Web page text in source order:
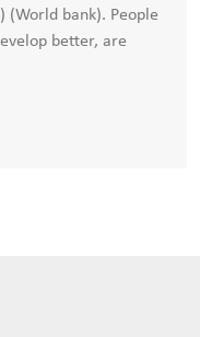
(World bank). People
better, are